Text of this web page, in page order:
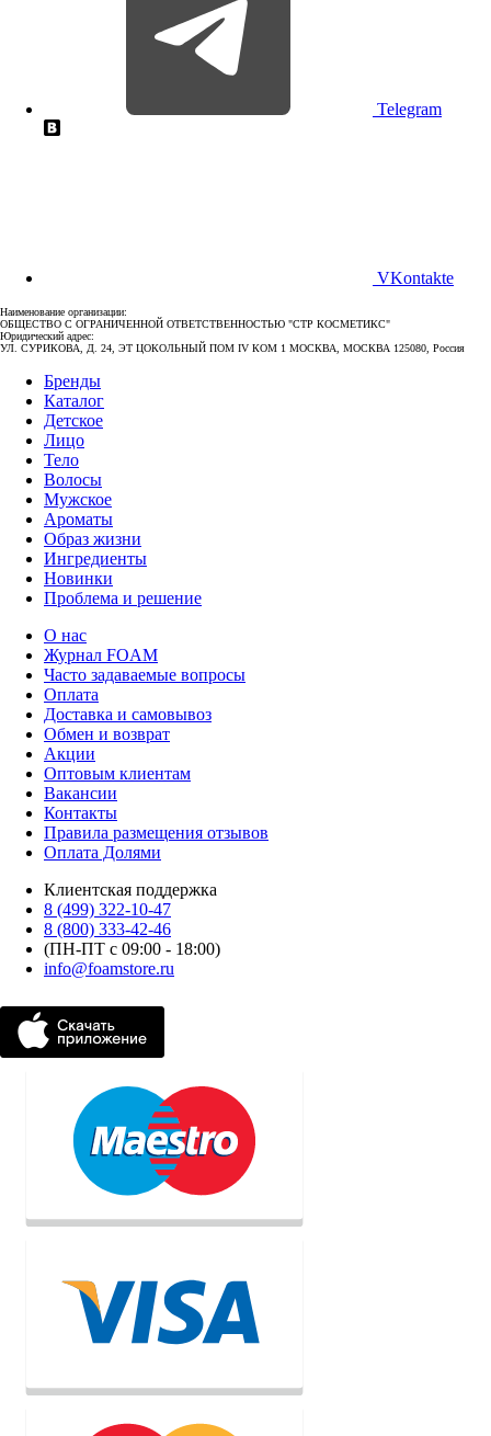
Telegram
VKontakte
Наименование организации:
ОБЩЕСТВО С ОГРАНИЧЕННОЙ ОТВЕТСТВЕННОСТЬЮ "СТР КОСМЕТИКС"
Юридический адрес:
УЛ. СУРИКОВА, Д. 24, ЭТ ЦОКОЛЬНЫЙ ПОМ IV КОМ 1 МОСКВА, МОСКВА 125080, Россия
Бренды
Каталог
Детское
Лицо
Тело
Волосы
Мужское
Ароматы
Образ жизни
Ингредиенты
Новинки
Проблема и решение
О нас
Журнал FOAM
Часто задаваемые вопросы
Оплата
Доставка и самовывоз
Обмен и возврат
Акции
Оптовым клиентам
Вакансии
Контакты
Правила размещения отзывов
Оплата Долями
Клиентская поддержка
8 (499) 322-10-47
8 (800) 333-42-46
(ПН-ПТ с 09:00 - 18:00)
info@foamstore.ru